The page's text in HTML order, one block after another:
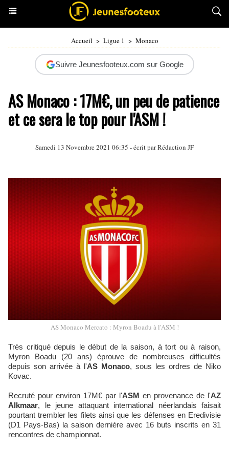
Accueil > Ligue 1 > Monaco
Suivre Jeunesfooteux.com sur Google
AS Monaco : 17M€, un peu de patience
et ce sera le top pour l'ASM !
Samedi 13 Novembre 2021 06:35 - écrit par Rédaction JF
AS Monaco Mercato : Myron Boadu à l'ASM !
Très critiqué depuis le début de la saison, à tort ou à raison,
Myron Boadu (20 ans) éprouve de nombreuses difficultés
depuis son arrivée à l'AS Monaco, sous les ordres de Niko
Kovac.
Recruté pour environ 17M€ par l'ASM en provenance de l'AZ
Alkmaar, le jeune attaquant international néerlandais faisait
pourtant trembler les filets ainsi que les défenses en Eredivisie
(D1 Pays-Bas) la saison dernière avec 16 buts inscrits en 31
rencontres de championnat.